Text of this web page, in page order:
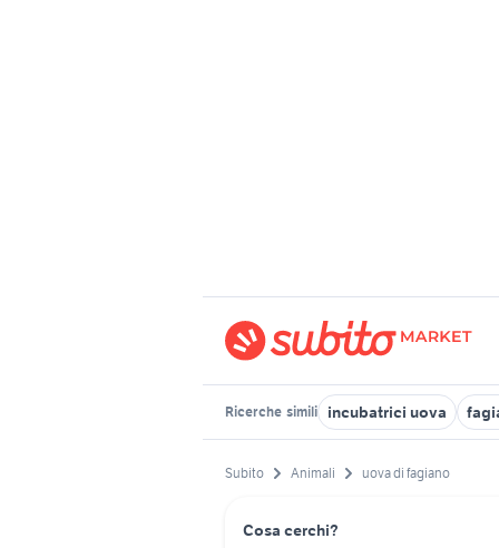
Ricerche simili incubatrici uova
Subito Animali uova di fagiano
Cosa cerchi?